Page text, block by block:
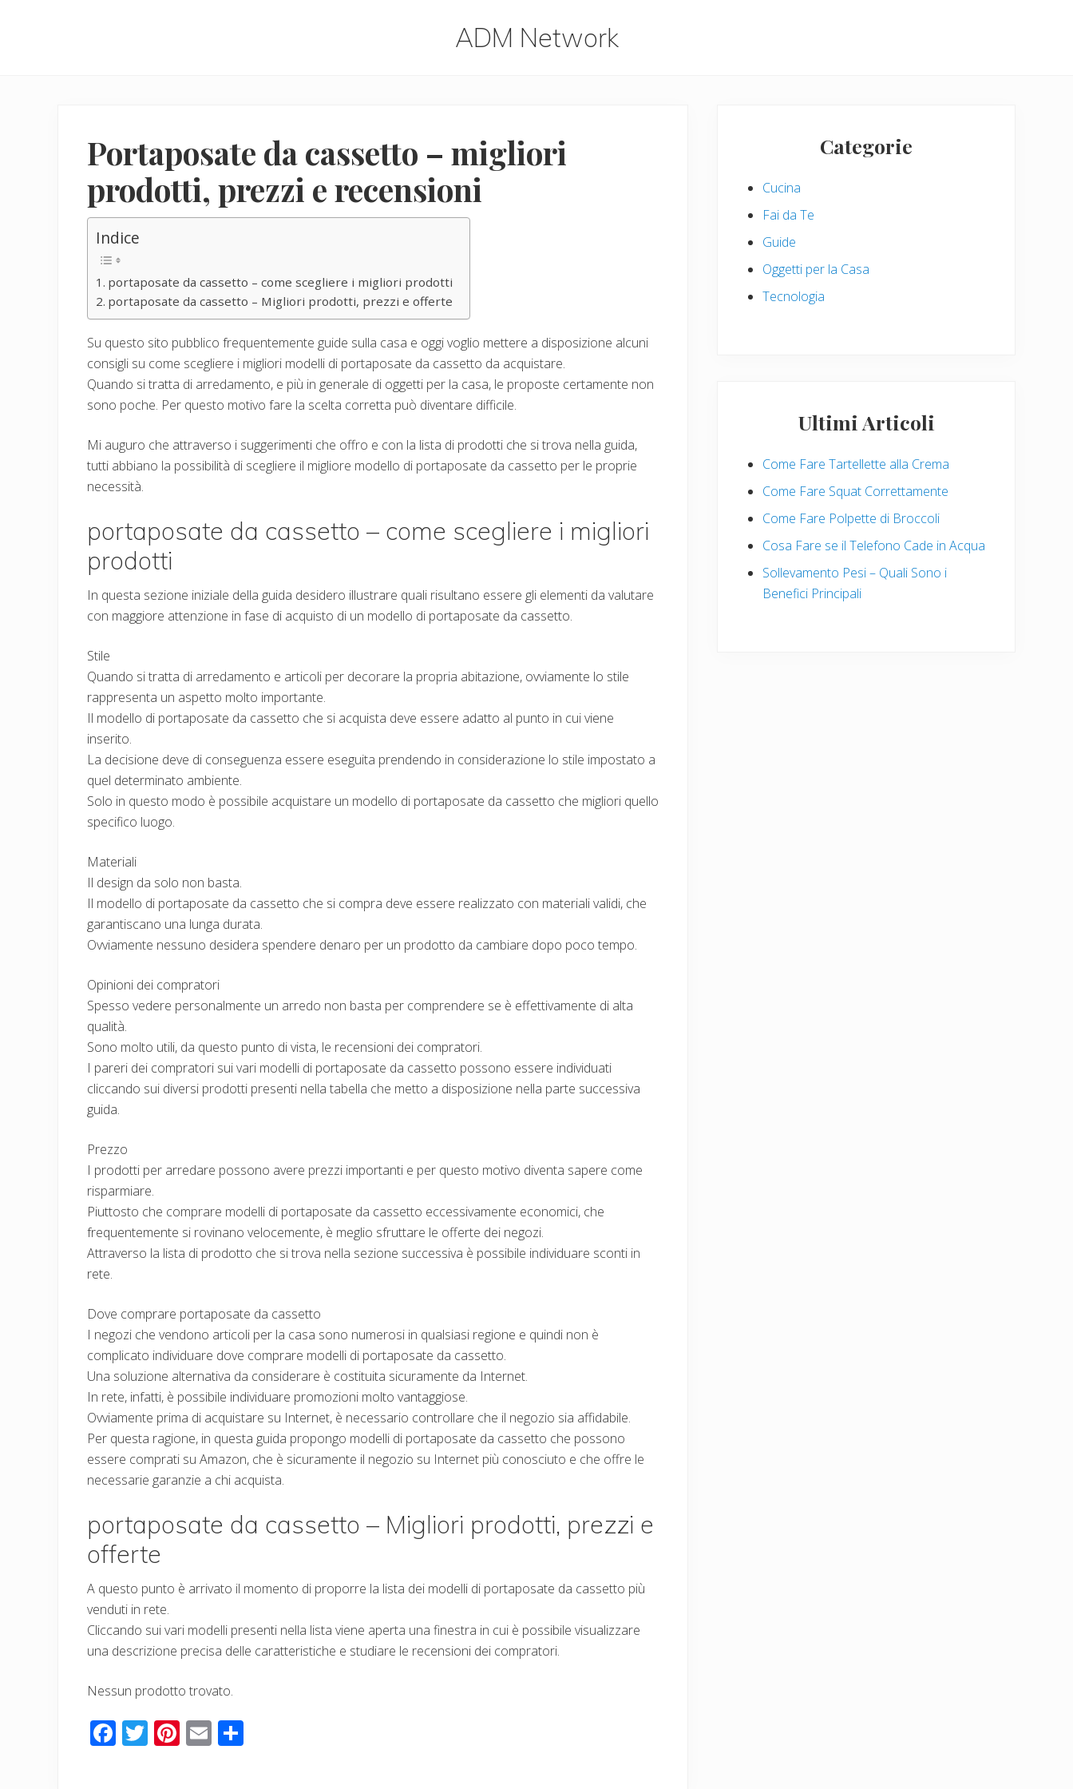
ADM Network
Portaposate da cassetto – migliori
prodotti, prezzi e recensioni
Indice
portaposate da cassetto – come scegliere i migliori prodotti
portaposate da cassetto – Migliori prodotti, prezzi e offerte
Su questo sito pubblico frequentemente guide sulla casa e oggi voglio mettere a disposizione alcuni
consigli su come scegliere i migliori modelli di portaposate da cassetto da acquistare.
Quando si tratta di arredamento, e più in generale di oggetti per la casa, le proposte certamente non
sono poche. Per questo motivo fare la scelta corretta può diventare difficile.
Mi auguro che attraverso i suggerimenti che offro e con la lista di prodotti che si trova nella guida,
tutti abbiano la possibilità di scegliere il migliore modello di portaposate da cassetto per le proprie
necessità.
portaposate da cassetto – come scegliere i migliori
prodotti
In questa sezione iniziale della guida desidero illustrare quali risultano essere gli elementi da valutare
con maggiore attenzione in fase di acquisto di un modello di portaposate da cassetto.
Stile
Quando si tratta di arredamento e articoli per decorare la propria abitazione, ovviamente lo stile
rappresenta un aspetto molto importante.
Il modello di portaposate da cassetto che si acquista deve essere adatto al punto in cui viene
inserito.
La decisione deve di conseguenza essere eseguita prendendo in considerazione lo stile impostato a
quel determinato ambiente.
Solo in questo modo è possibile acquistare un modello di portaposate da cassetto che migliori quello
specifico luogo.
Materiali
Il design da solo non basta.
Il modello di portaposate da cassetto che si compra deve essere realizzato con materiali validi, che
garantiscano una lunga durata.
Ovviamente nessuno desidera spendere denaro per un prodotto da cambiare dopo poco tempo.
Opinioni dei compratori
Spesso vedere personalmente un arredo non basta per comprendere se è effettivamente di alta
qualità.
Sono molto utili, da questo punto di vista, le recensioni dei compratori.
I pareri dei compratori sui vari modelli di portaposate da cassetto possono essere individuati
cliccando sui diversi prodotti presenti nella tabella che metto a disposizione nella parte successiva
guida.
Prezzo
I prodotti per arredare possono avere prezzi importanti e per questo motivo diventa sapere come
risparmiare.
Piuttosto che comprare modelli di portaposate da cassetto eccessivamente economici, che
frequentemente si rovinano velocemente, è meglio sfruttare le offerte dei negozi.
Attraverso la lista di prodotto che si trova nella sezione successiva è possibile individuare sconti in
rete.
Dove comprare portaposate da cassetto
I negozi che vendono articoli per la casa sono numerosi in qualsiasi regione e quindi non è
complicato individuare dove comprare modelli di portaposate da cassetto.
Una soluzione alternativa da considerare è costituita sicuramente da Internet.
In rete, infatti, è possibile individuare promozioni molto vantaggiose.
Ovviamente prima di acquistare su Internet, è necessario controllare che il negozio sia affidabile.
Per questa ragione, in questa guida propongo modelli di portaposate da cassetto che possono
essere comprati su Amazon, che è sicuramente il negozio su Internet più conosciuto e che offre le
necessarie garanzie a chi acquista.
portaposate da cassetto – Migliori prodotti, prezzi e
offerte
A questo punto è arrivato il momento di proporre la lista dei modelli di portaposate da cassetto più
venduti in rete.
Cliccando sui vari modelli presenti nella lista viene aperta una finestra in cui è possibile visualizzare
una descrizione precisa delle caratteristiche e studiare le recensioni dei compratori.
Nessun prodotto trovato.
F T Pi E
Categorie
Cucina
Fai da Te
Guide
Oggetti per la Casa
Tecnologia
Ultimi Articoli
Come Fare Tartellette alla Crema
Come Fare Squat Correttamente
Come Fare Polpette di Broccoli
Cosa Fare se il Telefono Cade in Acqua
Sollevamento Pesi – Quali Sono i
Benefici Principali